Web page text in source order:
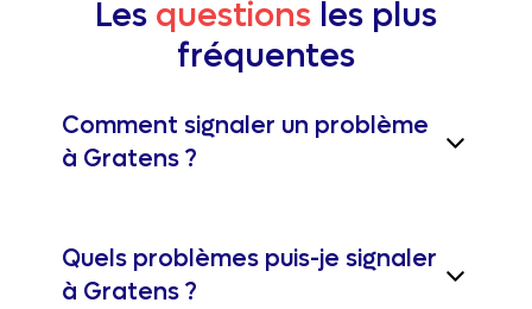
Les questions les plus
fréquentes
Comment signaler un problème
à Gratens ?
Quels problèmes puis-je signaler
à Gratens ?